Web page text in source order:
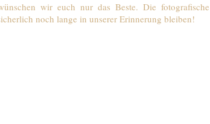
wir euch nur das Beste. Die fotografische
noch lange in unserer Erinnerung bleiben!